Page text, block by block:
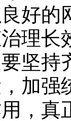
好的
理长
坚持
加强
，真